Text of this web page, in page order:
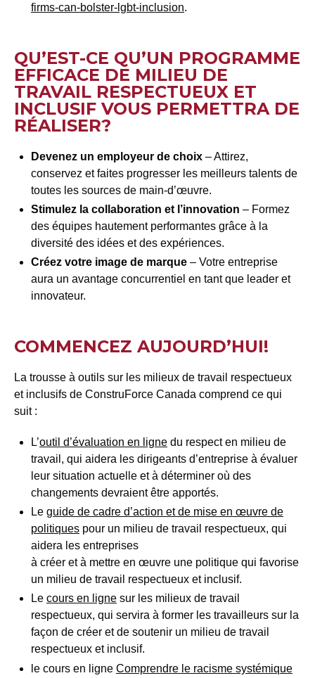
firms-can-bolster-lgbt-inclusion.
QU’EST-CE QU’UN PROGRAMME
EFFICACE DE MILIEU DE
TRAVAIL RESPECTUEUX ET
INCLUSIF VOUS PERMETTRA DE
RÉALISER?
Devenez un employeur de choix – Attirez,
conservez et faites progresser les meilleurs talents de
toutes les sources de main-d’œuvre.
Stimulez la collaboration et l’innovation – Formez
des équipes hautement performantes grâce à la
diversité des idées et des expériences.
Créez votre image de marque – Votre entreprise
aura un avantage concurrentiel en tant que leader et
innovateur.
COMMENCEZ AUJOURD’HUI!
La trousse à outils sur les milieux de travail respectueux
et inclusifs de ConstruForce Canada comprend ce qui
suit :
L’outil d’évaluation en ligne du respect en milieu de
travail, qui aidera les dirigeants d’entreprise à évaluer
leur situation actuelle et à déterminer où des
changements devraient être apportés.
Le guide de cadre d’action et de mise en œuvre de
politiques pour un milieu de travail respectueux, qui
aidera les entreprises
à créer et à mettre en œuvre une politique qui favorise
un milieu de travail respectueux et inclusif.
Le cours en ligne sur les milieux de travail
respectueux, qui servira à former les travailleurs sur la
façon de créer et de soutenir un milieu de travail
respectueux et inclusif.
le cours en ligne Comprendre le racisme systémique